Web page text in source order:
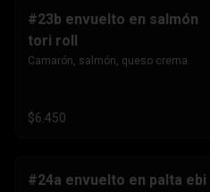
#23b envuelto en salmón
tori roll
Camarón, salmón, queso crema.
$6.450
#24a envuelto en palta ebi